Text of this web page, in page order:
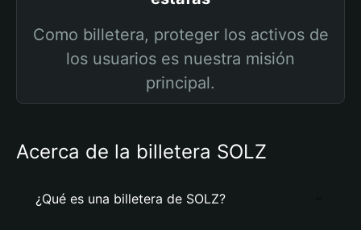
Como billetera, proteger los activos de
los usuarios es nuestra misión
principal.
Acerca de la billetera SOLZ
¿Qué es una billetera de SOLZ?